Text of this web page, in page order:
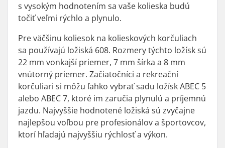
s vysokým hodnotením sa vaše kolieska budú
točiť veľmi rýchlo a plynulo.
Pre väčšinu koliesok na kolieskových korčuliach
sa používajú ložiská 608. Rozmery týchto ložísk sú
22 mm vonkajší priemer, 7 mm šírka a 8 mm
vnútorný priemer. Začiatočníci a rekreační
korčuliari si môžu ľahko vybrať sadu ložísk ABEC 5
alebo ABEC 7, ktoré im zaručia plynulú a príjemnú
jazdu. Najvyššie hodnotené ložiská sú zvyčajne
najlepšou voľbou pre profesionálov a športovcov,
ktorí hľadajú najvyššiu rýchlosť a výkon.